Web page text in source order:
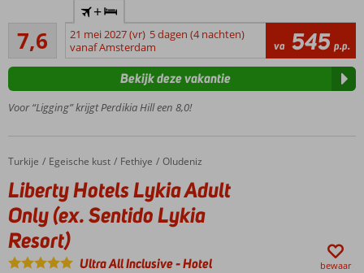
groene
omgeving
Zwembad
glijbanen
activiteiten
en oud!
7,6
Goed
8
beoordelingen
+
21 mei 2027 (vr) 5 dagen (4 nachten)
vanaf Amsterdam
va 545 p.p.
Voor “Ligging” krijgt Perdikia Hill een 8,0!
Bekijk deze vakantie
Home
Turkije Egeische kust Fethiye Oludeniz
Liberty Hotels Lykia Adult Only (ex. Sentido Lykia Resort)
Liberty Hotels Lykia Adult
Only (ex. Sentido Lykia
Resort)
Ultra All Inclusive-Hotel bewaar